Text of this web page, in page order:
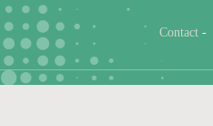
Contact -